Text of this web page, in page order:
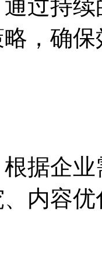
通过持
，确
根据企业
、内容